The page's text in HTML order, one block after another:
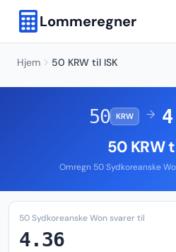
Lommeregner
Hjem 50 KRW til ISK
50 KRW →
50 KRW
Omregn 50 Sydkoreanske
50 Sydkoreanske Won svarer til
4.36